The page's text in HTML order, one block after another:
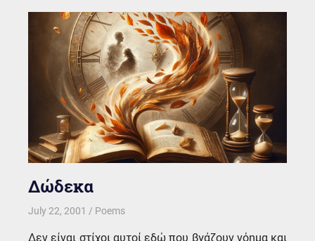
Δώδεκα
July 22, 2001 kgk
Poems
Δεν είναι στίχοι αυτοί εδώ που βγάζουν νόημα και